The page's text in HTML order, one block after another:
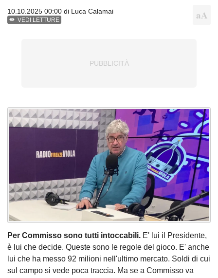
10.10.2025 00:00 di Luca Calamai
VEDI LETTURE
Per Commisso sono tutti intoccabili. E' lui il Presidente,
è lui che decide. Queste sono le regole del gioco. E' anche
lui che ha messo 92 milioni nell'ultimo mercato. Soldi di cui
sul campo si vede poca traccia. Ma se a Commisso va